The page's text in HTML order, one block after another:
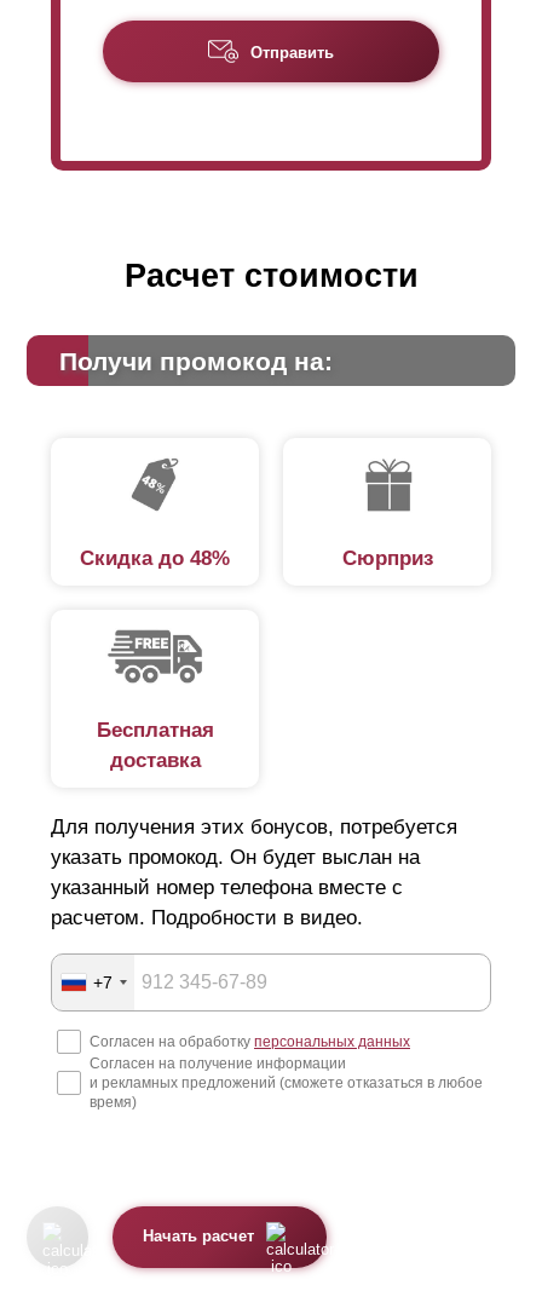
Отправить
Расчет стоимости
Получи промокод на:
Скидка до 48% Сюрприз
Бесплатная
доставка
Для получения этих бонусов, потребуется
указать промокод. Он будет выслан на
указанный номер телефона вместе с
расчетом. Подробности в видео.
+7
Согласен на обработку персональных данных
Согласен на получение информации
и рекламных предложений (сможете отказаться в любое
время)
Начать расчет